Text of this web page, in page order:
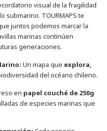
visual de la fragilidad
submarino. TOURMAPS te
juntos podemos marcar la
marinas continúen
generaciones.
Un mapa que explora,
del océano chileno.
en papel couché de 250g
de especies marinas que